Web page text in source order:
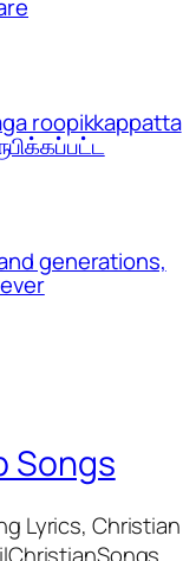
roopikkappatta
generations,
Songs
Lyrics,